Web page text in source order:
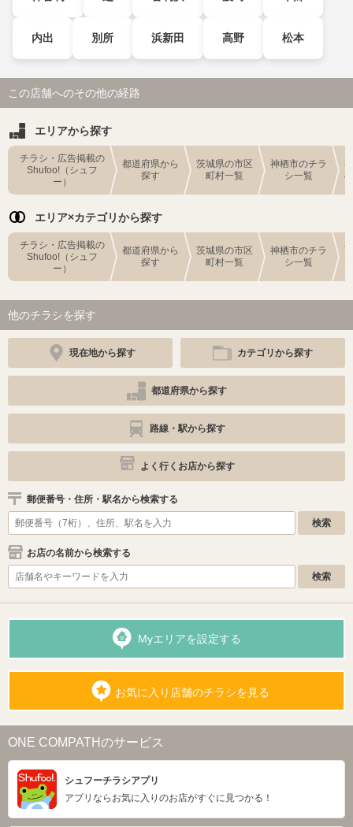
内出 別所 浜新田 高野 松本
この店舗へのその他の経路
エリアから探す
チラシ・広告掲載の
Shufoo!（シュフ
ー）
都道府県から
探す
茨城県の市区
町村一覧
神栖市のチラ
シ一覧
エリア×カテゴリから探す
チラシ・広告掲載の
Shufoo!（シュフ
ー）
都道府県から
探す
茨城県の市区
町村一覧
神栖市のチラ
シ一覧
他のチラシを探す
現在地から探す カテゴリから探す
都道府県から探す
路線・駅から探す
よく行くお店から探す
郵便番号・住所・駅名から検索する
お店の名前から検索する
Myエリアを設定する
お気に入り店舗のチラシを見る
ONE COMPATHのサービス
シュフーチラシアプリ
アプリならお気に入りのお店がすぐに見つかる！